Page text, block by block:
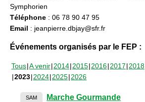
Symphorien
Téléphone : 06 78 90 47 95
Email : jeanpierre.dbjay@sfr.fr
Événements organisés par le FEP :
Tous A venir 2014 2015 2016 2017 2018
2023 2024 2025 2026
SAM Marche Gourmande